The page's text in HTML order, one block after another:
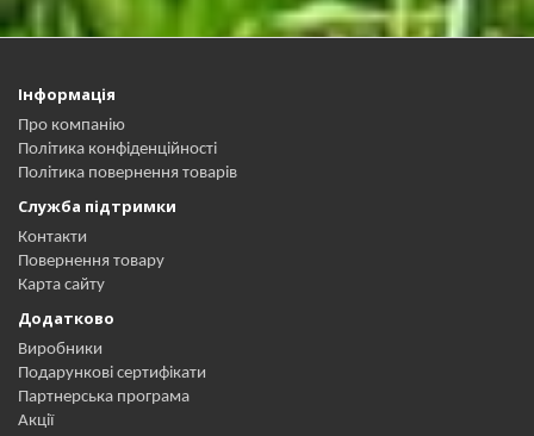
Інформація
Про компанію
Політика конфіденційності
Політика повернення товарів
Служба підтримки
Контакти
Повернення товару
Карта сайту
Додатково
Виробники
Подарункові сертифікати
Партнерська програма
Акції